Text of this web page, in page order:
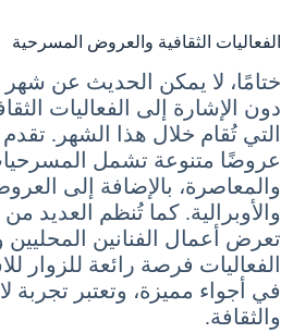
الفعاليات الثقافية والعروض المسرحية
ختامًا، لا يمكن الحديث عن
دون الإشارة إلى الفعاليات
التي تُقام خلال هذا الشهر.
عروضًا متنوعة تشمل
والمعاصرة، بالإضافة إلى
والأوبرالية. كما تُنظم العديد
تعرض أعمال الفنانين المحليين
الفعاليات فرصة رائعة للزوار
في أجواء مميزة، وتعتبر تجربة
والثقافة.